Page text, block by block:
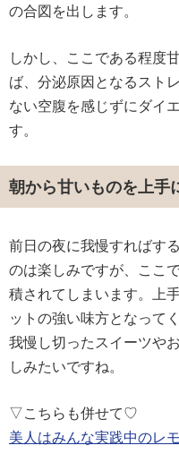
の合図を出します。
しかし、ここである程度
ば、分泌原因となるスト
ない空腹を感じずにダイ
す。
朝から甘いものを上手
前日の夜に我慢すればす
のは楽しみですが、ここ
積されてしまいます。上
ットの強い味方となって
我慢し切ったスイーツや
しみたいですね。
▽こちらも併せて♡
美人はみんな実践中のレ